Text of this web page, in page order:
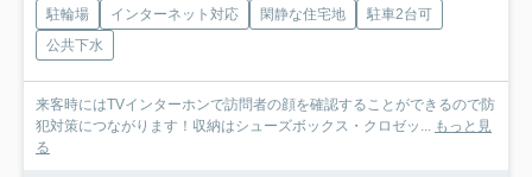
駐輪場 インターネット対応 閑静な住宅地
駐車2台可
公共下水
来客時にはTVインターホンで訪問者の顔を確認することができるので防
犯対策につながります！収納はシューズボックス・クロゼッ... もっと見
る